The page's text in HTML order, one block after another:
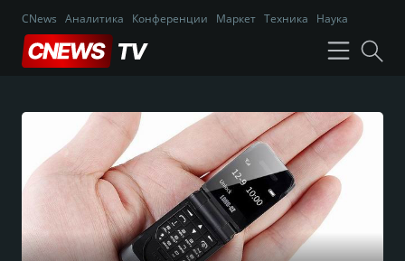
CNews Аналитика Конференции Маркет Техника Наука